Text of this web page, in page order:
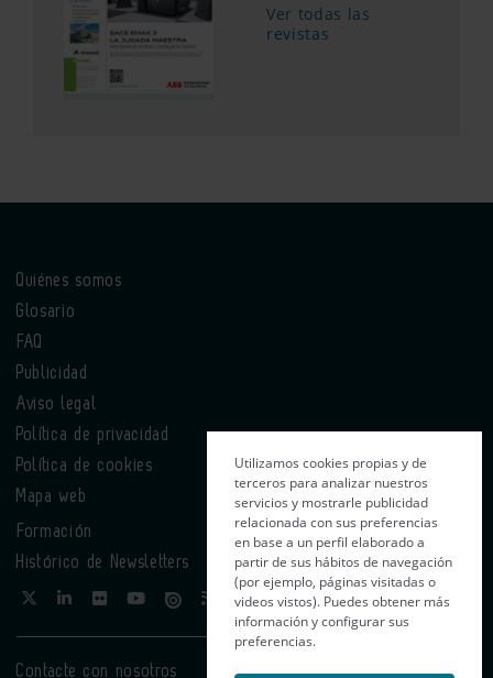
Ver todas las
revistas
Quiénes somos
Glosario
FAQ
Publicidad
Aviso legal
Política de privacidad
Política de cookies
Mapa web
Formación
Histórico de Newsletters
Contacte con nosotros
Utilizamos cookies propias y de
terceros para analizar nuestros
servicios y mostrarle publicidad
relacionada con sus preferencias
en base a un perfil elaborado a
partir de sus hábitos de navegación
(por ejemplo, páginas visitadas o
videos vistos). Puedes obtener más
información y configurar sus
preferencias.